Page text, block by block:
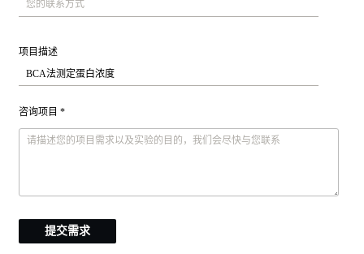
项目描述
咨询项目 *
提交需求